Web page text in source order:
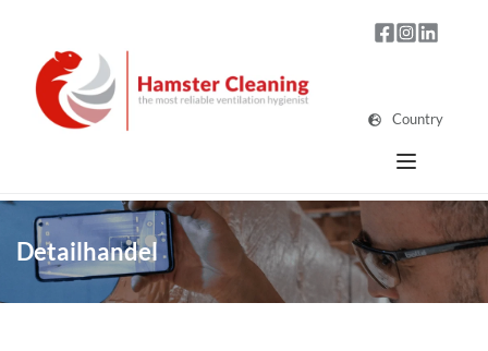
Country
Detailhandel